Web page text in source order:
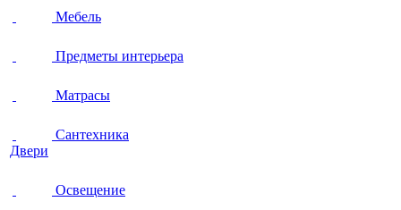
Мебель
Предметы интерьера
Матрасы
Сантехника
Двери
Освещение